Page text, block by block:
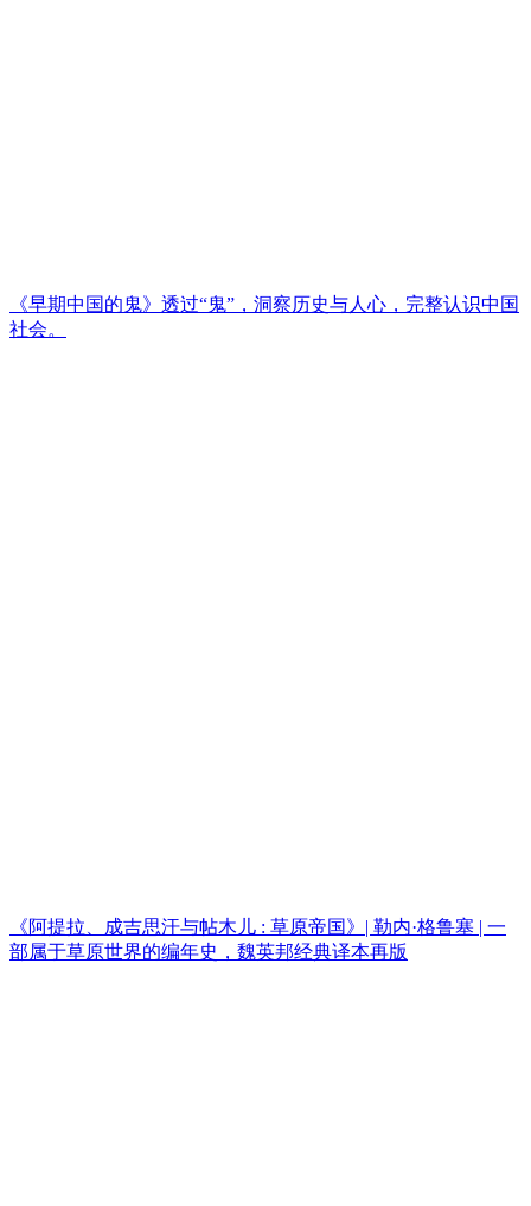
《早期中国的鬼》透过“鬼”，洞察历史与人心，完整认识中国
社会。
《阿提拉、成吉思汗与帖木儿 : 草原帝国》| 勒内·格鲁塞 | 一
部属于草原世界的编年史，魏英邦经典译本再版